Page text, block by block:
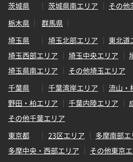
茨城県
茨城県南エリア
その他
栃木県
群馬県
埼玉県
埼玉北部エリア
東北道
埼玉西部エリア
埼玉中央エリア
埼玉県南エリア
その他埼玉エリア
千葉県
千葉湾岸エリア
流山・
野田・柏エリア
千葉内陸エリア
その他千葉エリア
東京都
23区エリア
多摩南部エ
多摩中央・西部エリア
その他東京